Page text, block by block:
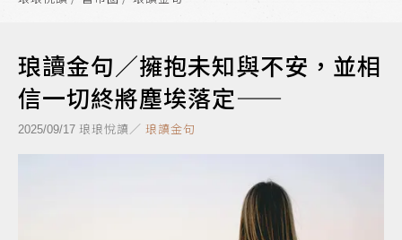
琅讀金句／擁抱未知與不安，並相
信一切終將塵埃落定——
2025/09/17 琅琅悅讀／ 琅讀金句